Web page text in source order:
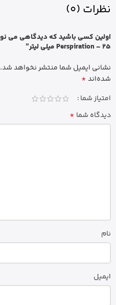
نظرات (0)
Perspiration – 25 میلی لیتر”
نشانی ایمیل شما منتشر نخواهد شد.
شده‌اند*
امتیاز شما
دیدگاه شما *
نام
ایمیل